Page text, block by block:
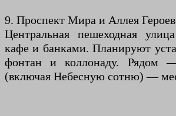
9. Проспект Мира и Аллея Героев
Центральная пешеходная
кафе и банками. Планируют
фонтан и коллонаду. Рядом
(включая Небесную сотню) —